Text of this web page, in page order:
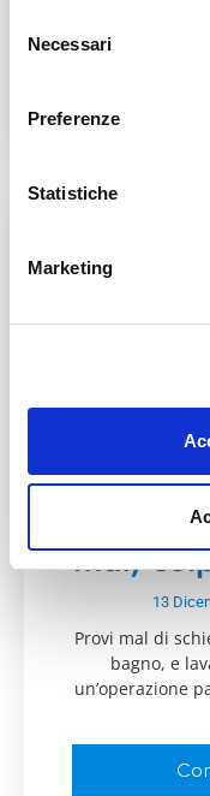
delNecessari
Preferenze
Statistiche
Marketing
Mal
mai)
13
Provi mal di
bagno, e
un’operazione